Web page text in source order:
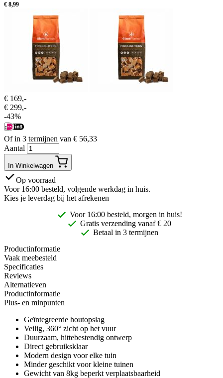
€ 8,99
€ 169,-
€ 299,-
-43%
Of in 3 termijnen van € 56,33
Aantal
In Winkelwagen
Op voorraad
Voor 16:00 besteld, volgende werkdag in huis.
Kies je leverdag bij het afrekenen
Voor 16:00 besteld, morgen in huis!
Gratis verzending vanaf € 20
Betaal in 3 termijnen
Productinformatie
Vaak meebesteld
Specificaties
Reviews
Alternatieven
Productinformatie
Plus- en minpunten
Geïntegreerde houtopslag
Veilig, 360° zicht op het vuur
Duurzaam, hittebestendig ontwerp
Direct gebruiksklaar
Modern design voor elke tuin
Minder geschikt voor kleine tuinen
Gewicht van 8kg beperkt verplaatsbaarheid